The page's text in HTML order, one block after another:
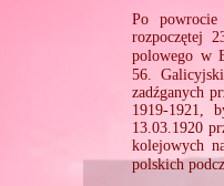
Po powrocie
rozpoczętej
polowego w
56.
zadźganych
1919‐1921,
13.03.1920
kolejowych
polskich